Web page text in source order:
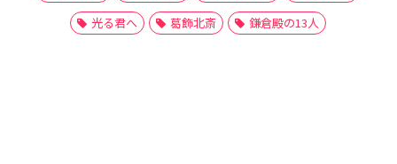
光る君へ
葛飾北斎 鎌倉殿の13人